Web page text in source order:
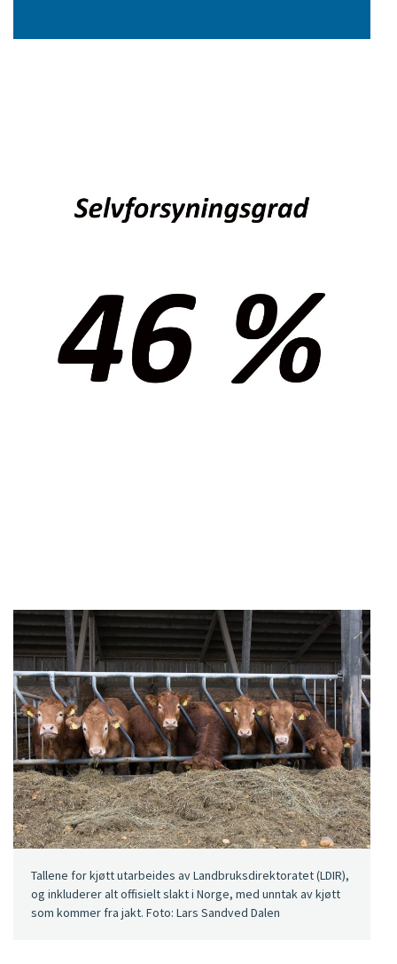
Tallene for kjøtt utarbeides av Landbruksdirektoratet (LDIR),
og inkluderer alt offisielt slakt i Norge, med unntak av kjøtt
som kommer fra jakt. Foto: Lars Sandved Dalen